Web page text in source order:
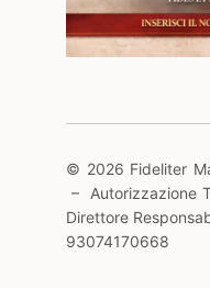
© 2026 Fideliter
– Autorizzazione
Direttore
93074170668